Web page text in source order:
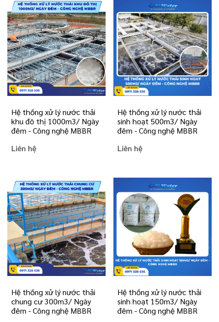
Hệ thống xử lý nước thải
khu đô thị 1000m3/ Ngày
đêm - Công nghệ MBBR
Liên hệ
Hệ thống xử lý nước thải
sinh hoạt 500m3/ Ngày
đêm - Công nghệ MBBR
Liên hệ
Hệ thống xử lý nước thải
chung cư 300m3/ Ngày
đêm - Công nghệ MBBR
Hệ thống xử lý nước thải
sinh hoạt 150m3/ Ngày
đêm - Công nghệ MBBR